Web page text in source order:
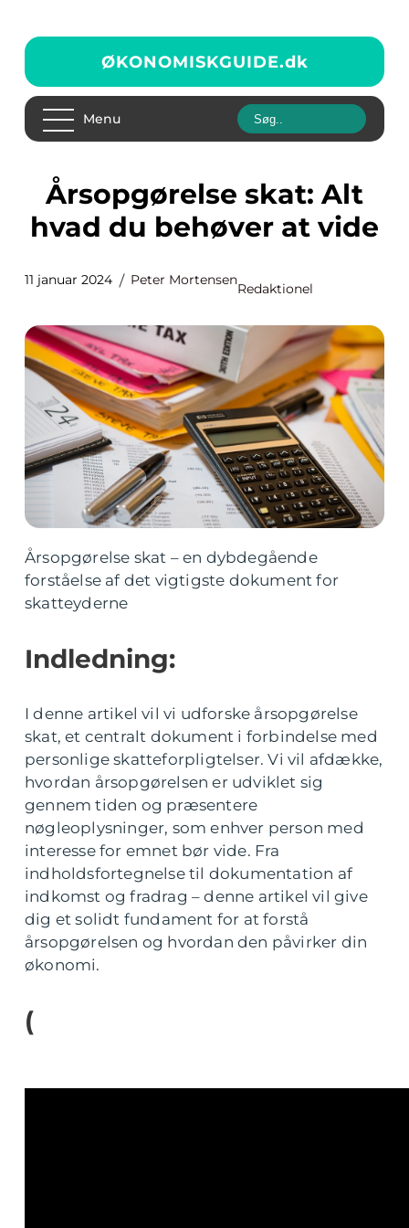
ØKONOMISKGUIDE.dk
Menu
Årsopgørelse skat: Alt
hvad du behøver at vide
11 januar 2024 Peter Mortensen
Redaktionel
Årsopgørelse skat – en dybdegående
forståelse af det vigtigste dokument for
skatteyderne
Indledning:
I denne artikel vil vi udforske årsopgørelse
skat, et centralt dokument i forbindelse med
personlige skatteforpligtelser. Vi vil afdække,
hvordan årsopgørelsen er udviklet sig
gennem tiden og præsentere
nøgleoplysninger, som enhver person med
interesse for emnet bør vide. Fra
indholdsfortegnelse til dokumentation af
indkomst og fradrag – denne artikel vil give
dig et solidt fundament for at forstå
årsopgørelsen og hvordan den påvirker din
økonomi.
(